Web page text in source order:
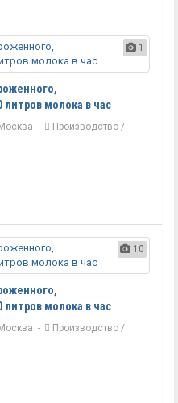
1
литров молока в час
-
Производство /
10
литров молока в час
-
Производство /